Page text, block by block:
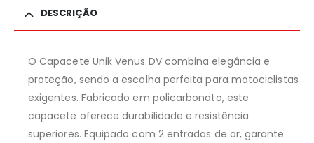
DESCRIÇÃO
O Capacete Unik Venus DV combina elegância e
proteção, sendo a escolha perfeita para motociclistas
exigentes. Fabricado em policarbonato, este
capacete oferece durabilidade e resistência
superiores. Equipado com 2 entradas de ar, garante